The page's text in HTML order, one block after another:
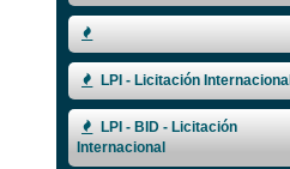
LPI - Licitación Internacional
LPI - BID - Licitación
Internacional